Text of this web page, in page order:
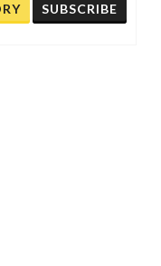
SUBSCRIBE